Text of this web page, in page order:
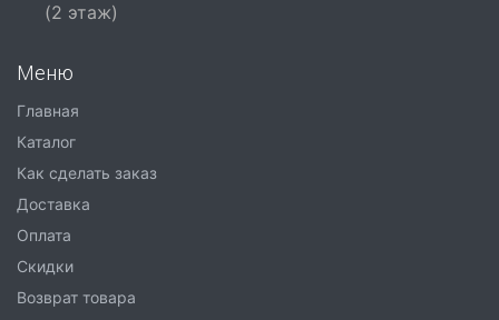
(2 этаж)
Меню
Главная
Каталог
Как сделать заказ
Доставка
Оплата
Скидки
Возврат товара